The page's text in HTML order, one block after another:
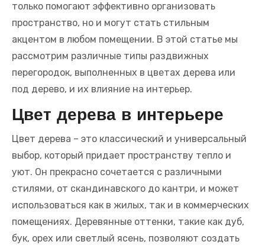
только помогают эффективно организовать
пространство, но и могут стать стильным
акцентом в любом помещении. В этой статье мы
рассмотрим различные типы раздвижных
перегородок, выполненных в цветах дерева или
под дерево, и их влияние на интерьер.
Цвет дерева в интерьере
Цвет дерева – это классический и универсальный
выбор, который придает пространству тепло и
уют. Он прекрасно сочетается с различными
стилями, от скандинавского до кантри, и может
использоваться как в жилых, так и в коммерческих
помещениях. Деревянные оттенки, такие как дуб,
бук, орех или светлый ясень, позволяют создать